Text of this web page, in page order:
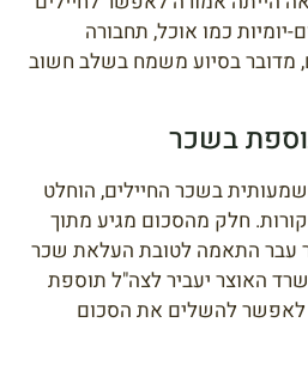
יומיות כמו אוכל, תחבורה
מדובר בסיוע משמח בשלב חשוב
בשכר
בשכר החיילים, הוחלט
חלק מהסכום מגיע מתוך
עבר התאמה לטובת העלאת שכר
האוצר יעביר לצה"ל תוספת
לאפשר להשלים את הסכום